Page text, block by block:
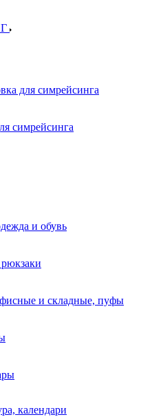
для симрейсинга
симрейсинга
и обувь
и складные, пуфы
календари